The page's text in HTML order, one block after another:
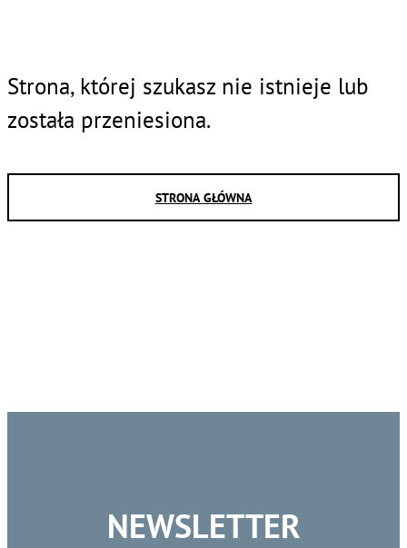
Strona, której szukasz nie istnieje lub
została przeniesiona.
STRONA GŁÓWNA
NEWSLETTER